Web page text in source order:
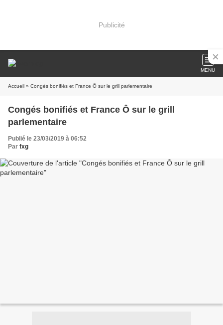
Publicité
MENU
Accueil » Congés bonifiés et France Ô sur le grill parlementaire
Congés bonifiés et France Ô sur le grill
parlementaire
Publié le 23/03/2019 à 06:52
Par fxg